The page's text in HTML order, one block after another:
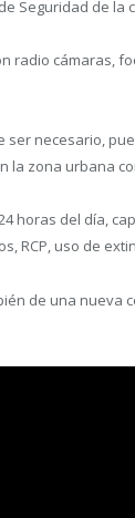
Seguridad de la
radio cámaras,
ser necesario,
la zona urbana
horas del día,
RCP, uso de
de una nueva